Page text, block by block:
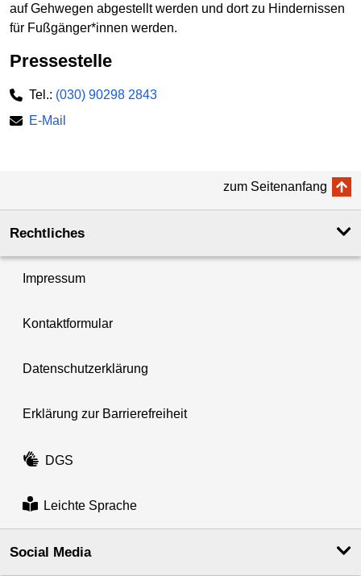
auf Gehwegen abgestellt werden und dort zu Hindernissen
für Fußgänger*innen werden.
Pressestelle
Tel.: (030) 90298 2843
E-Mail
zum Seitenanfang
Rechtliches
Impressum
Kontaktformular
Datenschutzerklärung
Erklärung zur Barrierefreiheit
DGS
Leichte Sprache
Social Media